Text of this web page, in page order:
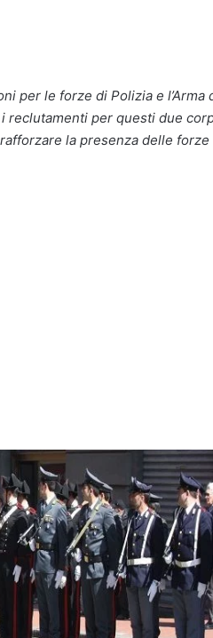
per le forze di Polizia e l’Arma
reclutamenti per questi due
la presenza delle forze